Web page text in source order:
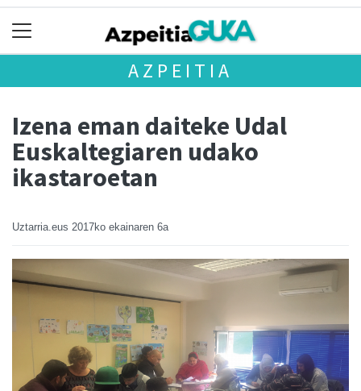
AZPEITIA
Izena eman daiteke Udal
Euskaltegiaren udako
ikastaroetan
Uztarria.eus 2017ko ekainaren 6a